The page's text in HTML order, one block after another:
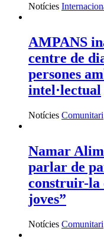
Notícies
AMPANS
centre de
persones
intel·lectual
Notícies Comunitari
Namar
parlar de
construir-la
joves”
Notícies Comunitari